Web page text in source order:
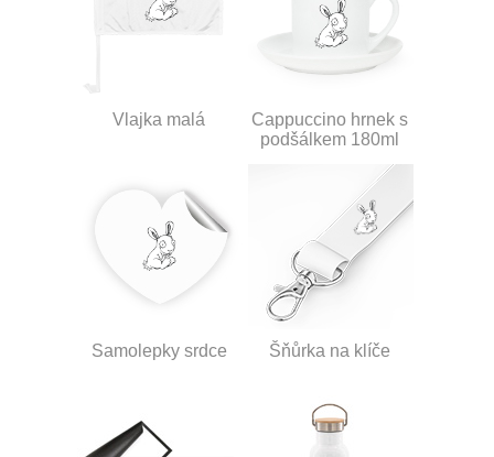
Vlajka malá
Cappuccino hrnek s
podšálkem 180ml
Samolepky srdce Šňůrka na klíče